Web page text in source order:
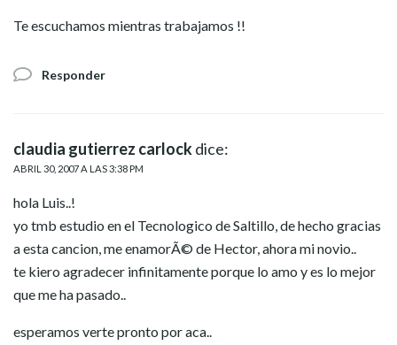
Te escuchamos mientras trabajamos !!
Responder
claudia gutierrez carlockdice:
ABRIL 30, 2007 A LAS 3:38 PM
hola Luis..!
yo tmb estudio en el Tecnologico de Saltillo, de hecho gracias
a esta cancion, me enamorÃ© de Hector, ahora mi novio..
te kiero agradecer infinitamente porque lo amo y es lo mejor
que me ha pasado..
esperamos verte pronto por aca..